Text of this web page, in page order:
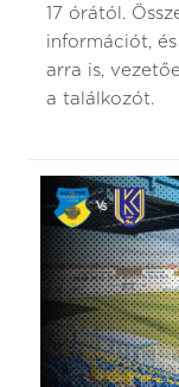
17 órától.
információt,
arra is,
a találkozót.